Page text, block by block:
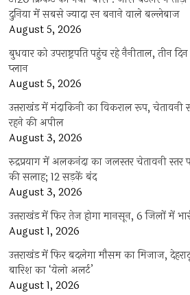
दुनिया में सबसे ज्यादा रन बनाने वाले बल्लेबाज
August 5, 2026
बुधवार को उपराष्ट्रपति पहुंच रहे नैनीताल, तीन
प्‍लान
August 5, 2026
उत्तराखंड में मंदाकिनी का विकराल रूप, चेतावनी
रहने की अपील
August 3, 2026
रुद्रप्रयाग में अलकनंदा का जलस्तर चेतावनी स्तर
की सलाह; 12 सड़कें बंद
August 3, 2026
उत्तराखंड में फिर तेज होगा मानसून, 6 जिलों में
August 1, 2026
उत्तराखंड में फिर बदलेगा मौसम का मिजाज,
बारिश का ‘येलो अलर्ट’
August 1, 2026